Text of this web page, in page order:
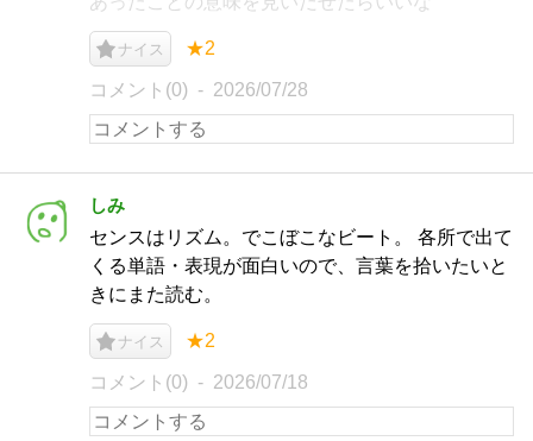
ナイス ★2
コメント(0) 2026/07/28
しみ
センスはリズム。でこぼこなビート。 各所で出て
くる単語・表現が面白いので、言葉を拾いたいと
きにまた読む。
ナイス ★2
コメント(0) 2026/07/18